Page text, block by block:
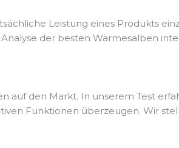
Leistung eines Produkts
der besten Wärmesalben
auf den Markt. In unserem Test
Funktionen überzeugen. Wir